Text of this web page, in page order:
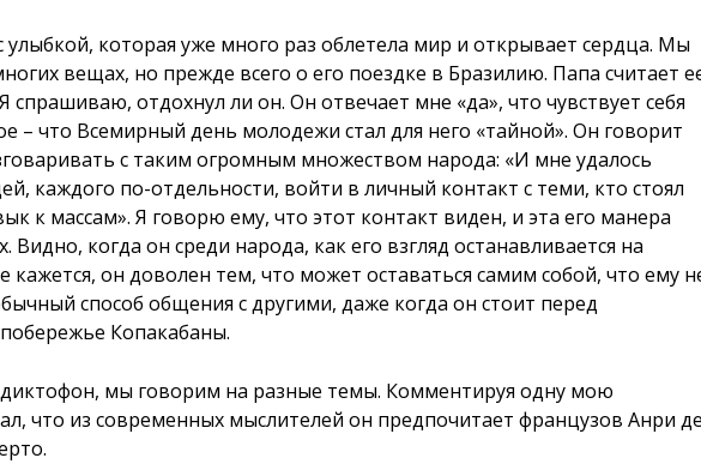
которая уже много раз облетела мир и открывает сердца. Мы
вещах, но прежде всего о его поездке в Бразилию. Папа считает
спрашиваю, отдохнул ли он. Он отвечает мне «да», что чувствует себя
– что Всемирный день молодежи стал для него «тайной». Он говорит
с таким огромным множеством народа: «И мне удалось
каждого по-отдельности, войти в личный контакт с теми, кто стоял
к массам». Я говорю ему, что этот контакт виден, и эта его манера
Видно, когда он среди народа, как его взгляд останавливается на
кажется, он доволен тем, что может оставаться самим собой, что ему
способ общения с другими, даже когда он стоит перед
Копакабаны.
мы говорим на разные темы. Комментируя одну мою
что из современных мыслителей он предпочитает французов Анри